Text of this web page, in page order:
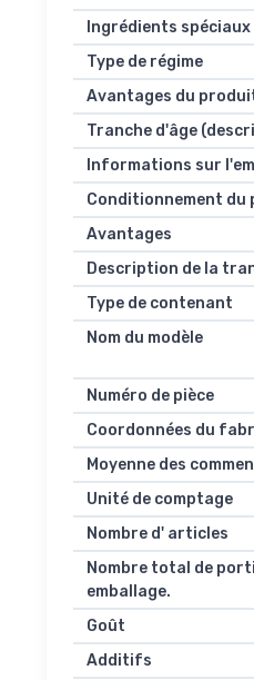
Ingrédients spéciaux
Type de régime
Avantages du
Tranche d'âge
Informations sur
Conditionnement du
Avantages
Description de la
Type de contenant
Nom du modèle
Numéro de pièce
Coordonnées du
Moyenne des
Unité de comptage
Nombre d' articles
Nombre total de
emballage.
Goût
Additifs